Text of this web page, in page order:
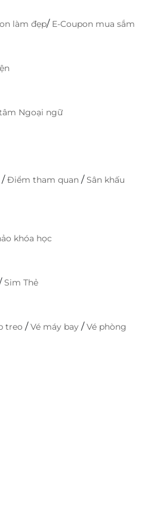
làm đẹp/ E-Coupon mua sắm
Ngoại ngữ
/Điểm tham quan /Sân khấu
khóa học
Sim Thẻ
treo /Vé máy bay /Vé phòng